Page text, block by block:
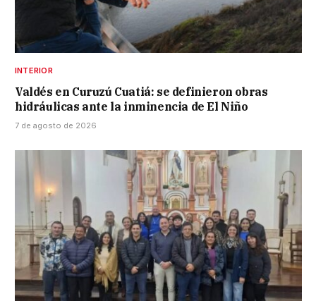
INTERIOR
Valdés en Curuzú Cuatiá: se definieron obras
hidráulicas ante la inminencia de El Niño
7 de agosto de 2026